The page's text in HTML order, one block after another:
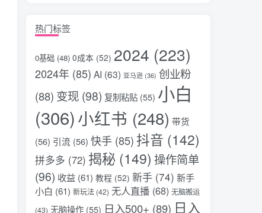
热门标签
0基础 (48) 0成本 (52) 2024 (223)
2024年 (85) AI (63) 亚马逊 (36) 创业粉
(88) 变现 (98) 复制粘贴 (55) 小白
(306)小红书 (248) 带货
(56) 引流 (56) 快手 (85) 抖音 (142)
拼多多 (72) 揭秘 (149) 操作简单
(96) 收益 (61) 教程 (52) 新手 (74) 新手
小白 (61) 新玩法 (42) 无人直播 (68) 无脑搬运
(43) 无脑操作 (55) 日入500+ (89) 日入